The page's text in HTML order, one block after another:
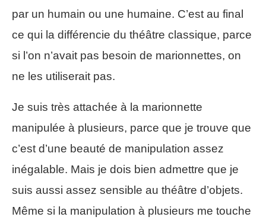
par un humain ou une humaine. C’est au final
ce qui la différencie du théâtre classique, parce
si l’on n’avait pas besoin de marionnettes, on
ne les utiliserait pas.
Je suis très attachée à la marionnette
manipulée à plusieurs, parce que je trouve que
c’est d’une beauté de manipulation assez
inégalable. Mais je dois bien admettre que je
suis aussi assez sensible au théâtre d’objets.
Même si la manipulation à plusieurs me touche